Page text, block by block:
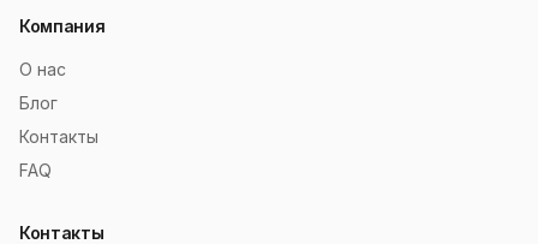
Компания
О нас
Блог
Контакты
FAQ
Контакты